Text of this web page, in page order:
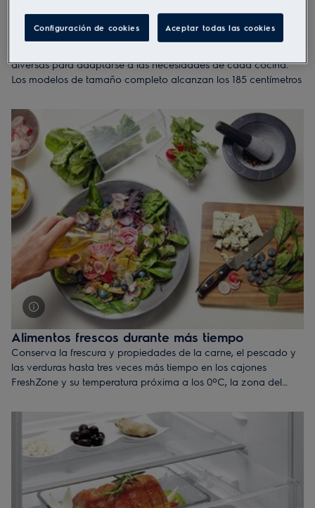
¿Quieres el tamaño perfecto para tu frigorífico?
diversas para adaptarse a las necesidades de cada cocina.
Los modelos de tamaño completo alcanzan los 185 centímetros
centímetros (pensados para instalarse bajo una encimera).
La altura, anchura y profundidad pueden variar.Consulta toda
la gamapara encontrar el mejor frigorífico con un tamaño y
estilo ideal para tus necesidades y el diseño de tu cocina.
Alimentos frescos durante más tiempo
Conserva la frescura y propiedades de la carne, el pescado y
las verduras hasta tres veces más tiempo en los cajones
FreshZone y su temperatura próxima a los 0ºC, la zona del
de cada compartimento se pueden regular en función del tipo
de alimento para garantizar la mejor conservación.Todo ello
con frigoríficos de bajo consumo y de gran eficiencia
energética.
Configuración de cookies Aceptar todas las cookies